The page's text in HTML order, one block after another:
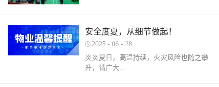
业职业技能竞赛中， 西安锦江物业服务有
限公司的选手们表现卓越，凭借扎实的理
论知识、精湛的操作技能和临危不乱的现
场发挥，在物业管理师、电工、消防设施
安全度夏，从细节做起！
2025 - 06 - 28
炎炎夏日，高温持续，火灾风险也随之攀
升，请广大...